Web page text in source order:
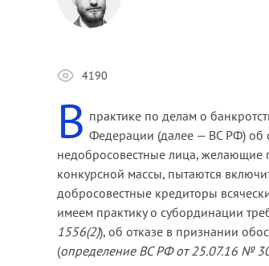
4190
В практике по делам о
Федерации (далее — ВС РФ) об
недобросовестные лица, желающие
конкурсной массы, пытаются
добросовестные кредиторы
имеем практику о субординации
1556(2)), об отказе в признании
(определение ВС РФ от 25.07.16 №